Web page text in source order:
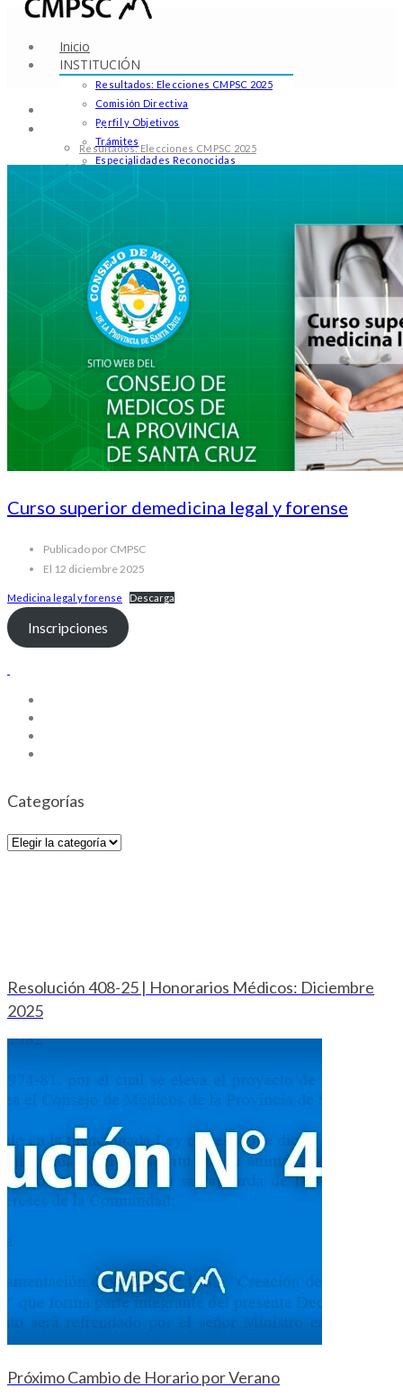
Inicio
INSTITUCIÓN
Resultados: Elecciones CMPSC 2025
Comisión Directiva
Perfil y Objetivos
Trámites
Especialidades Reconocidas
Pólizas y Recibos
Praxis Médica
Educacion
Noticias en Educación
Leyes
Contacto
INSTITUCIÓN
Resultados: Elecciones CMPSC 2025
Comisión Directiva
Trámites
Padrón de Matriculados
Pólizas y Recibos
Praxis Médica
Comunicados
Educacion
Noticias en Educación
Contacto
Curso superior demedicina legal y forense
Publicado por CMPSC
El 12 diciembre 2025
Medicina legal y forense Descarga
Inscripciones
Categorías
Categorías
Resolución 408-25 | Honorarios Médicos: Diciembre
2025
Próximo Cambio de Horario por Verano